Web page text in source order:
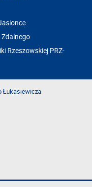
Zdalnego
Rzeszowskiej PRZ-
Łukasiewicza